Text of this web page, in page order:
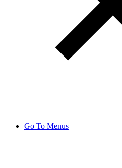
Go To Menus